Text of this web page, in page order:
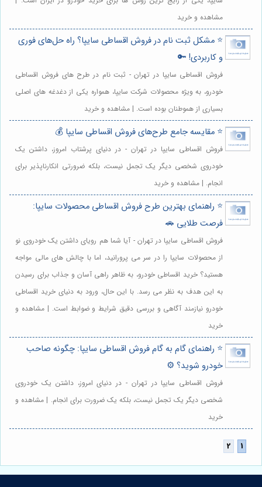
مشاهده و خرید
⭐️ مشکل ثبت نام در فروش اقساطی سایپا؟ راه حل‌های فوری
و کاربردی! 🔑
فروش اقساطی سایپا در تهران - ثبت نام در طرح های فروش اقساطی
خودرو، به ویژه محصولات شرکت سایپا، همواره یکی از دغدغه های اصلی
بسیاری از هموطنان بوده است. | مشاهده و خرید
⭐️ مقایسه جامع طرح‌های فروش اقساطی سایپا 💰
فروش اقساطی سایپا در تهران - در دنیای پرشتاب امروز، داشتن یک
خودروی شخصی دیگر یک تجمل نیست، بلکه ضرورتی انکارناپذیر برای
انجام. | مشاهده و خرید
⭐️ راهنمای بهترین طرح فروش اقساطی محصولات سایپا:
فرصت طلایی 🚗
فروش اقساطی سایپا در تهران - آیا شما هم رویای داشتن یک خودروی نو
از محصولات سایپا را در سر می پرورانید، اما با چالش های مالی مواجه
هستید؟ خرید اقساطی خودرو، به ظاهر راهی آسان و جذاب برای رسیدن
به این هدف به نظر می رسد. با این حال، ورود به دنیای خرید اقساطی
خودرو نیازمند آگاهی و بررسی دقیق شرایط و ضوابط است. | مشاهده و
خرید
⭐️ راهنمای گام به گام فروش اقساطی سایپا: چگونه صاحب
خودرو شوید؟ ⚙️
فروش اقساطی سایپا در تهران - در دنیای امروز، داشتن یک خودروی
شخصی دیگر یک تجمل نیست، بلکه یک ضرورت برای انجام. | مشاهده و
خرید